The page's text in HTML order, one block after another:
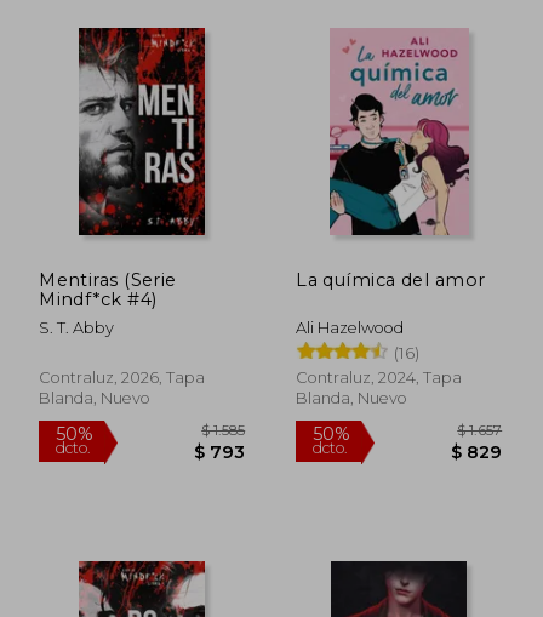
Mentiras (Serie
Mindf*ck #4)
S. T. Abby
Contraluz, 2026, Tapa
Blanda, Nuevo
50%
dcto.
La química del amor
Ali Hazelwood
(16)
Contraluz, 2024, Tapa
Blanda, Nuevo
50%
dcto.